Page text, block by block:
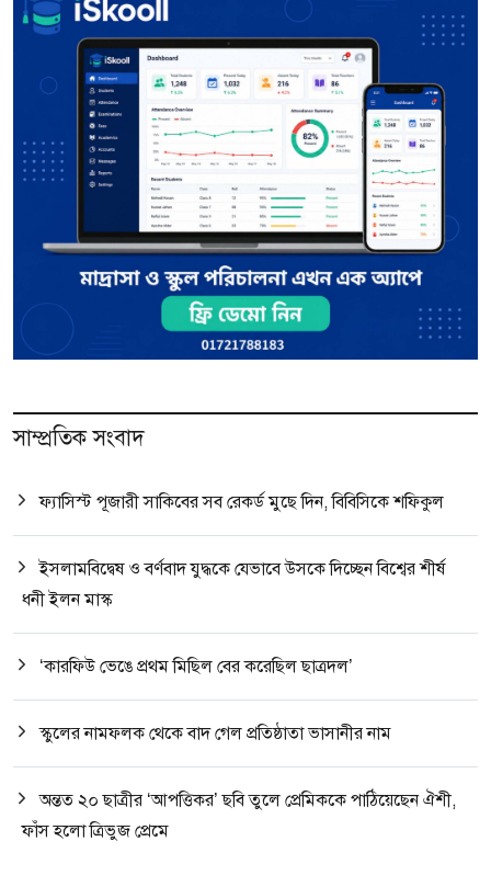
সাম্প্রতিক সংবাদ
ফ্যাসিস্ট পূজারী সাকিবের সব রেকর্ড মুছে দিন, বিবিসিকে শফিকুল
ইসলামবিদ্বেষ ও বর্ণবাদ যুদ্ধকে যেভাবে উসকে দিচ্ছেন বিশ্বের শীর্ষ
ধনী ইলন মাস্ক
‘কারফিউ ভেঙে প্রথম মিছিল বের করেছিল ছাত্রদল’
স্কুলের নামফলক থেকে বাদ গেল প্রতিষ্ঠাতা ভাসানীর নাম
অন্তত ২০ ছাত্রীর ‘আপত্তিকর’ ছবি তুলে প্রেমিককে পাঠিয়েছেন ঐশী,
ফাঁস হলো ত্রিভুজ প্রেমে